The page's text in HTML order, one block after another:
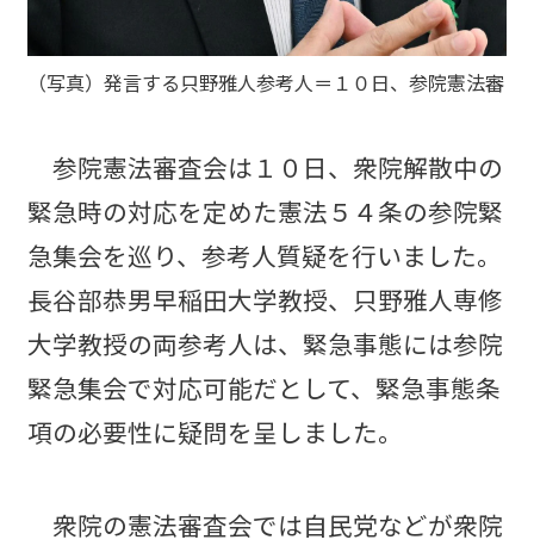
（写真）発言する只野雅人参考人＝１０日、参院憲法審
参院憲法審査会は１０日、衆院解散中の
緊急時の対応を定めた憲法５４条の参院緊
急集会を巡り、参考人質疑を行いました。
長谷部恭男早稲田大学教授、只野雅人専修
大学教授の両参考人は、緊急事態には参院
緊急集会で対応可能だとして、緊急事態条
項の必要性に疑問を呈しました。
衆院の憲法審査会では自民党などが衆院